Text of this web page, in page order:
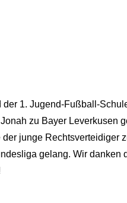
1. Jugend-Fußball-
zu Bayer Leverkusen
junge Rechtsverteidiger
gelang. Wir danken